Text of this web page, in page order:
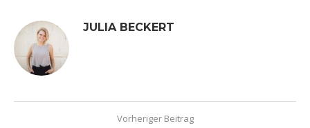
JULIA BECKERT
Vorheriger Beitrag